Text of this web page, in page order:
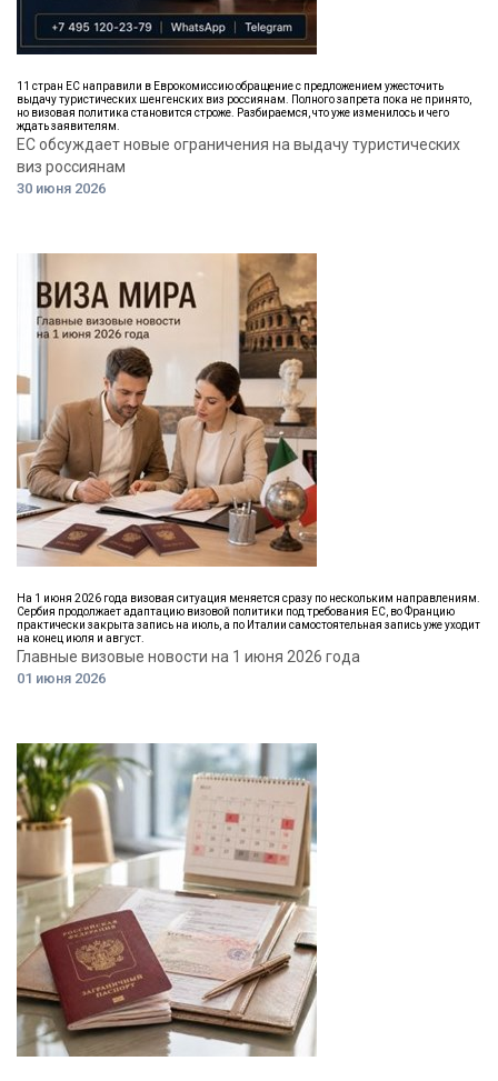
11 стран ЕС направили в Еврокомиссию обращение с предложением ужесточить
выдачу туристических шенгенских виз россиянам. Полного запрета пока не принято,
но визовая политика становится строже. Разбираемся, что уже изменилось и чего
ждать заявителям.
ЕС обсуждает новые ограничения на выдачу туристических
виз россиянам
30 июня 2026
На 1 июня 2026 года визовая ситуация меняется сразу по нескольким направлениям.
Сербия продолжает адаптацию визовой политики под требования ЕС, во Францию
практически закрыта запись на июль, а по Италии самостоятельная запись уже уходит
на конец июля и август.
Главные визовые новости на 1 июня 2026 года
01 июня 2026